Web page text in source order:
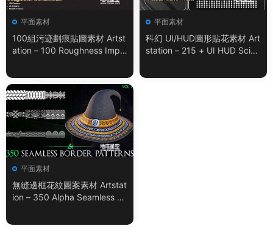
平面素材
100組污迹劃痕貼圖素材 Artst
ation – 100 Roughness Impe
平面素材
科幻 UI/HUD圖形貼花素材 Art
station – 215 + UI HUD SciFi
平面素材
無縫邊框花紋圖案素材 Artstat
ion – 350 Alpha Seamless Bo